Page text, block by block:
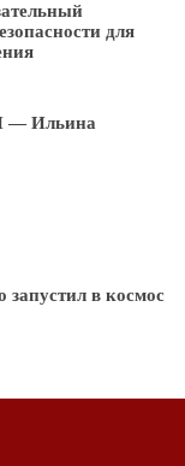
для
Ильина
в космос